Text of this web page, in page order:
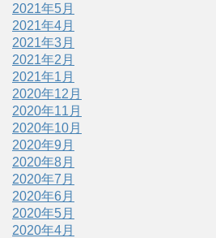
2021年5月
2021年4月
2021年3月
2021年2月
2021年1月
2020年12月
2020年11月
2020年10月
2020年9月
2020年8月
2020年7月
2020年6月
2020年5月
2020年4月